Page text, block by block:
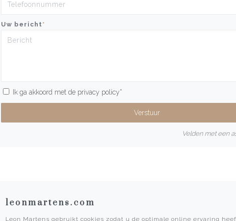
Uw bericht*
Ik ga akkoord met de privacy policy*
Velden met een
leonmartens.com
Leon Martens gebruikt cookies zodat u de optimale online ervaring